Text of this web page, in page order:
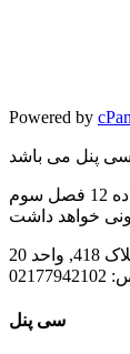
Powered by
هرگونه کپی برداری بدون مجوز کتبی، مشمول ماده 12 فصل سوم
20
سی پنل